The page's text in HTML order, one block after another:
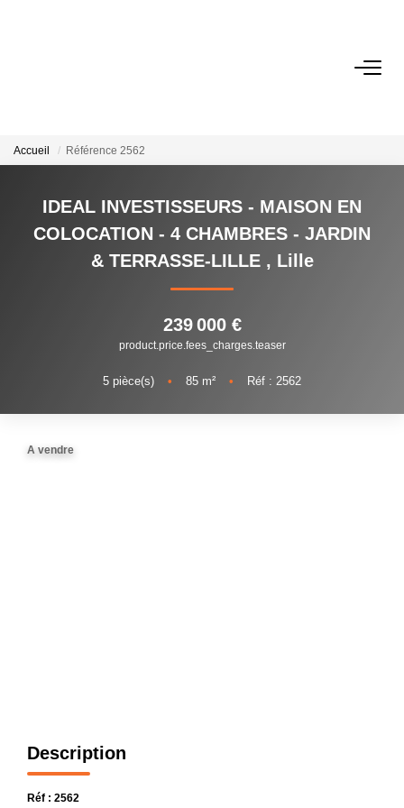
VENDRE
Estimation
BIENS VENDUS
Accueil Référence 2562
IDEAL INVESTISSEURS - MAISON EN
COLOCATION - 4 CHAMBRES - JARDIN
& TERRASSE-LILLE , Lille
239 000 €
product.price.fees_charges.teaser
5 pièce(s) • 85 m² • Réf : 2562
A vendre
Description
Réf : 2562